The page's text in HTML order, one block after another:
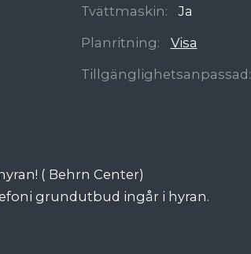
Tvättmaskin:
Ja
Planritning:
Visa
Tillgänglighetsanpassad:
( Behrn Center)
grundutbud ingår i hyran.